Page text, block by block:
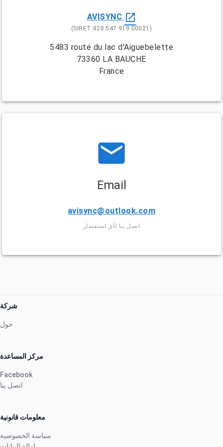
AVISYNC open_in_new
(SIRET 828 547 919 00021)
5483 route du lac d'Aiguebelette
73360 LA BAUCHE
France
email
Email
avisync@outlook.com
اتصل بنا لأي استفسار
شركة
حول
مركز المساعدة
Facebook
اتصل بنا
معلومات قانونية
سياسة الخصوصية